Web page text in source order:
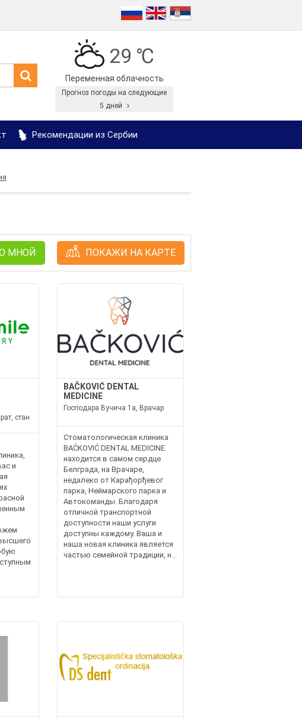
29 ℃
Переменная облачность
Прогноз погоды на следующие
5 дней
Рекомендации из Сербии
МНОЙ ПОКАЖИ НА КАРТЕ
стан
и
BAČKOVIĆ DENTAL
MEDICINE
Господара Вучича 1а, Врачар
Стоматологическая клиника
BAČKOVIĆ DENTAL MEDICINE
находится в самом сердце
Белграда, на Врачаре,
недалеко от Карађорђевог
парка, Неймaрского парка и
Автокоманды. Благодаря
отличной транспортной
доступности наши услуги
доступны каждому. Ваша и
наша новая клиника является
частью семейной традиции, н...